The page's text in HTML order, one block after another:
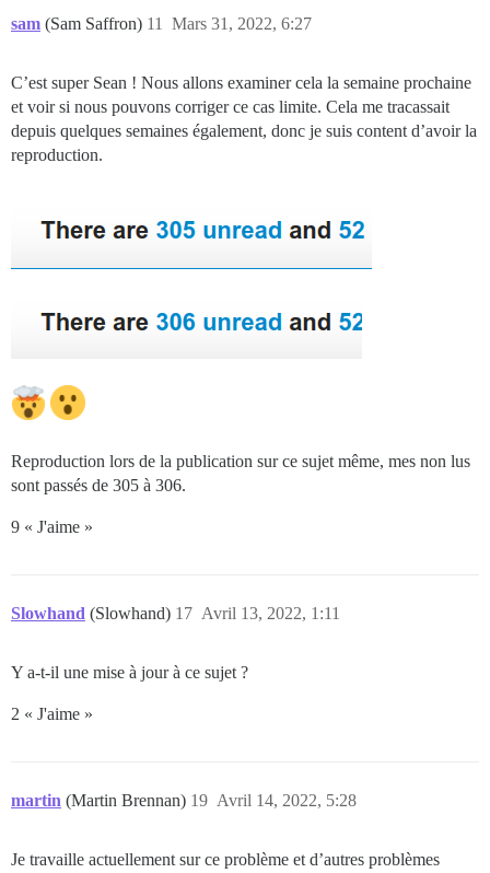
sam (Sam Saffron) Mars 31, 2022, 6:27
11
C’est super Sean ! Nous allons examiner cela la semaine prochaine
et voir si nous pouvons corriger ce cas limite. Cela me tracassait
depuis quelques semaines également, donc je suis content d’avoir la
reproduction.
Reproduction lors de la publication sur ce sujet même, mes non lus
sont passés de 305 à 306.
9 « J'aime »
Slowhand (Slowhand) Avril 13, 2022, 1:11
17
Y a-t-il une mise à jour à ce sujet ?
2 « J'aime »
martin (Martin Brennan) Avril 14, 2022, 5:28
19
Je travaille actuellement sur ce problème et d’autres problèmes